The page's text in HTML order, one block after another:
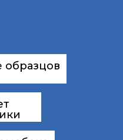
образцов